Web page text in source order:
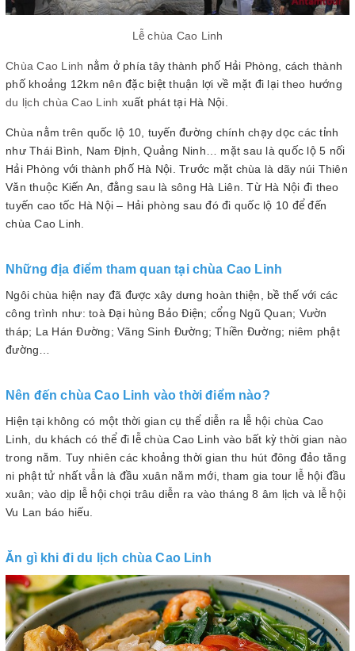
Lễ chùa Cao Linh
Chùa Cao Linh nằm ở phía tây thành phố Hải Phòng, cách thành
phố khoảng 12km nên đặc biệt thuận lợi về mặt đi lại theo hướng
du lịch chùa Cao Linh xuất phát tại Hà Nội.
Chùa nằm trên quốc lộ 10, tuyến đường chính chạy dọc các tỉnh
như Thái Bình, Nam Định, Quảng Ninh… mặt sau là quốc lộ 5 nối
Hải Phòng với thành phố Hà Nội. Trước mặt chùa là dãy núi Thiên
Văn thuộc Kiến An, đằng sau là sông Hà Liên. Từ Hà Nội đi theo
tuyến cao tốc Hà Nội – Hải phòng sau đó đi quốc lộ 10 để đến
chùa Cao Linh.
Những địa điểm tham quan tại chùa Cao Linh
Ngôi chùa hiện nay đã được xây dưng hoàn thiện, bề thế với các
công trình như: toà Đại hùng Bảo Điện; cổng Ngũ Quan; Vườn
tháp; La Hán Đường; Vãng Sinh Đường; Thiền Đường; niêm phật
đường…
Nên đến chùa Cao Linh vào thời điểm nào?
Hiện tại không có một thời gian cụ thể diễn ra lễ hội chùa Cao
Linh, du khách có thể đi lễ chùa Cao Linh vào bất kỳ thời gian nào
trong năm. Tuy nhiên các khoảng thời gian thu hút đông đảo tăng
ni phật tử nhất vẫn là đầu xuân năm mới, tham gia tour lễ hội đầu
xuân; vào dịp lễ hội chọi trâu diễn ra vào tháng 8 âm lịch và lễ hội
Vu Lan báo hiếu.
Ăn gì khi đi du lịch chùa Cao Linh